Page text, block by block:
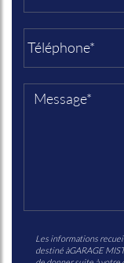
Les informations
destiné àGARAGE